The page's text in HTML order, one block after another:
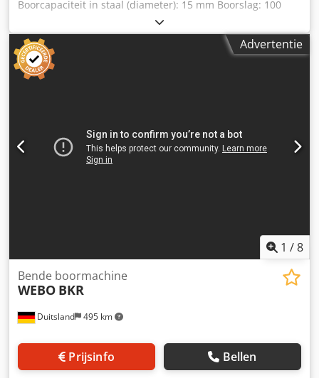
Boorcapaciteit in staal (diameter): 15 mm Boorslag: 100
mm Schroefdraad snijden: M16 Aantal boorstations: 3
Conus boorspindel: 3x MK2 Chjdpfxou Idute Agrea
Spindelprojectie: 220 mm Asafstand: 335 mm
Spilkopverstelling: (verticaal) 290 manueel mm Aanzet::
handmatig mm/omwenteling Spiltoerental:: 220-1600 /
niet bekend kW Machinegewicht ca.: 0,72 t
Machineafmetingen ca. LxBxH: 1,4 x 0,8 x 2,25 m incl.
koelwatersysteem Bediening met hand- en voetbediening
Advertentie
1 /8
Duitsland 495 km
Bende boormachine
WEBO BKR
Prijsinfo Bellen